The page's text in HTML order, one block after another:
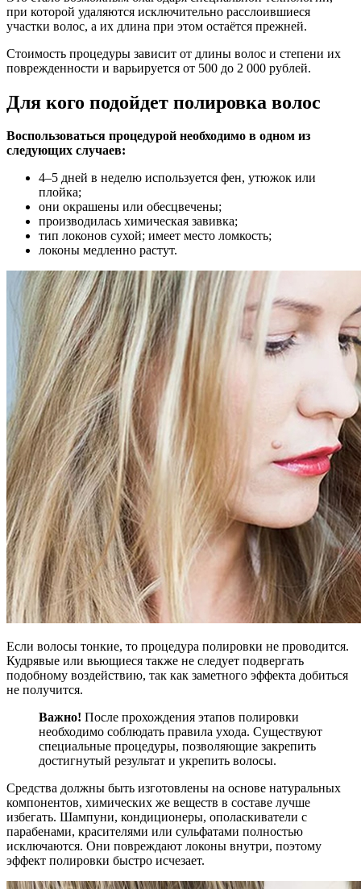
при которой удаляются исключительно расслоившиеся
участки волос, а их длина при этом остаётся прежней.
Стоимость процедуры зависит от длины волос и степени их
поврежденности и варьируется от 500 до 2 000 рублей.
Для кого подойдет полировка волос
Воспользоваться процедурой необходимо в одном из
следующих случаев:
4–5 дней в неделю используется фен, утюжок или
плойка;
они окрашены или обесцвечены;
производилась химическая завивка;
тип локонов сухой; имеет место ломкость;
локоны медленно растут.
Если волосы тонкие, то процедура полировки не проводится.
Кудрявые или вьющиеся также не следует подвергать
подобному воздействию, так как заметного эффекта добиться
не получится.
Важно! После прохождения этапов полировки
необходимо соблюдать правила ухода. Существуют
специальные процедуры, позволяющие закрепить
достигнутый результат и укрепить волосы.
Средства должны быть изготовлены на основе натуральных
компонентов, химических же веществ в составе лучше
избегать. Шампуни, кондиционеры, ополаскиватели с
парабенами, красителями или сульфатами полностью
исключаются. Они повреждают локоны внутри, поэтому
эффект полировки быстро исчезает.